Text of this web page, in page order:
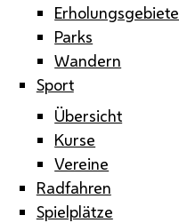
Erholungsgebiete
Parks
Wandern
Sport
Übersicht
Kurse
Vereine
Radfahren
Spielplätze